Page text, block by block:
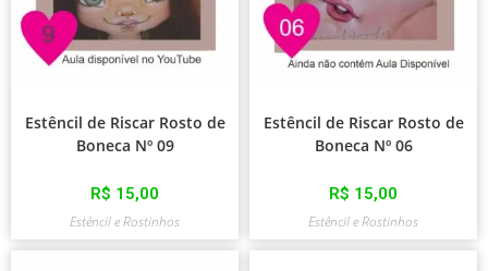
Estêncil de Riscar Rosto de
Boneca Nº 09
R$ 15,00
Estêncil e Rostinhos
Estêncil de Riscar Rosto de
Boneca Nº 06
R$ 15,00
Estêncil e Rostinhos